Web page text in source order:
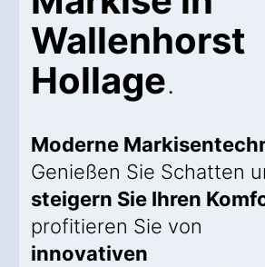
Wallenhorst
Hollage.
Moderne
Genießen Sie Schatten
steigern Sie Ihren
profitieren Sie von
innovativen